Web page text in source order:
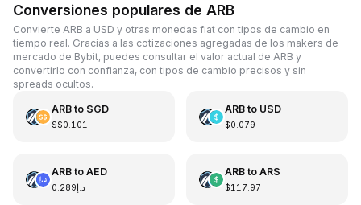
Conversiones populares de ARB
Convierte ARB a USD y otras monedas fiat con tipos de cambio en
tiempo real. Gracias a las cotizaciones agregadas de los makers de
mercado de Bybit, puedes consultar el valor actual de ARB y
convertirlo con confianza, con tipos de cambio precisos y sin
spreads ocultos.
ARBto SGD
S$0.101
ARBto USD
$0.079
ARBto AED
د.إ0.289
ARBto ARS
$117.97